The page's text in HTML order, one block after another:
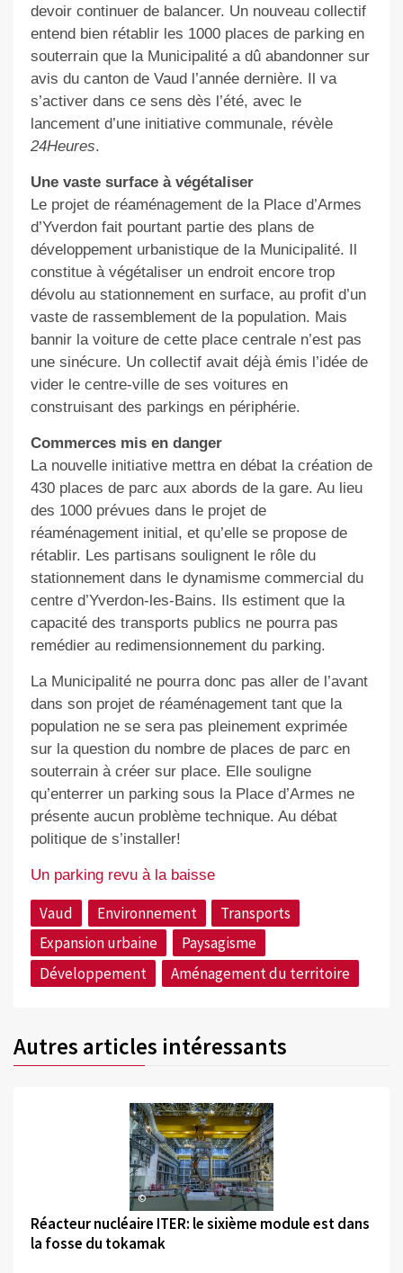
devoir continuer de balancer. Un nouveau collectif
entend bien rétablir les 1000 places de parking en
souterrain que la Municipalité a dû abandonner sur
avis du canton de Vaud l’année dernière. Il va
s’activer dans ce sens dès l’été, avec le
lancement d’une initiative communale, révèle
24Heures.
Une vaste surface à végétaliser
Le projet de réaménagement de la Place d’Armes
d’Yverdon fait pourtant partie des plans de
développement urbanistique de la Municipalité. Il
constitue à végétaliser un endroit encore trop
dévolu au stationnement en surface, au profit d’un
vaste de rassemblement de la population. Mais
bannir la voiture de cette place centrale n’est pas
une sinécure. Un collectif avait déjà émis l’idée de
vider le centre-ville de ses voitures en
construisant des parkings en périphérie.
Commerces mis en danger
La nouvelle initiative mettra en débat la création de
430 places de parc aux abords de la gare. Au lieu
des 1000 prévues dans le projet de
réaménagement initial, et qu’elle se propose de
rétablir. Les partisans soulignent le rôle du
stationnement dans le dynamisme commercial du
centre d’Yverdon-les-Bains. Ils estiment que la
capacité des transports publics ne pourra pas
remédier au redimensionnement du parking.
La Municipalité ne pourra donc pas aller de l’avant
dans son projet de réaménagement tant que la
population ne se sera pas pleinement exprimée
sur la question du nombre de places de parc en
souterrain à créer sur place. Elle souligne
qu’enterrer un parking sous la Place d’Armes ne
présente aucun problème technique. Au débat
politique de s’installer!
Un parking revu à la baisse
Vaud Environnement
Transports
Expansion urbaine
Paysagisme
Développement
Aménagement du territoire
Autres articles intéressants
©
Réacteur nucléaire ITER: le sixième module est dans
la fosse du tokamak